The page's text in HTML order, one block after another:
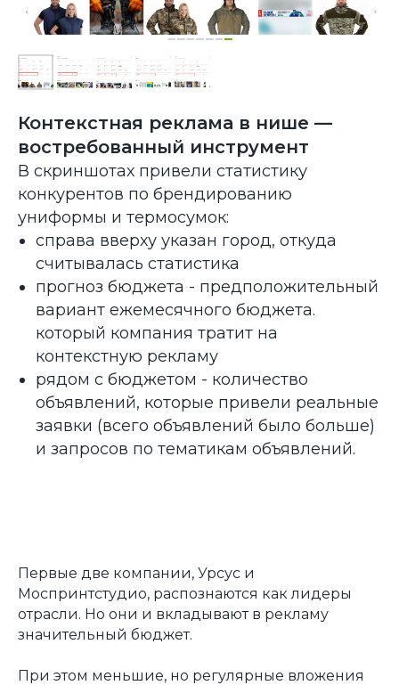
Контекстная реклама в нише —
востребованный инструмент
В скриншотах привели статистику
конкурентов по брендированию
униформы и термосумок:
справа вверху указан город, откуда
считывалась статистика
прогноз бюджета - предположительный
вариант ежемесячного бюджета.
который компания тратит на
контекстную рекламу
рядом с бюджетом - количество
объявлений, которые привели реальные
заявки (всего объявлений было больше)
и запросов по тематикам объявлений.
Первые две компании, Урсус и
Моспринтстудио, распознаются как лидеры
отрасли. Но они и вкладывают в рекламу
значительный бюджет.
При этом меньшие, но регулярные вложения